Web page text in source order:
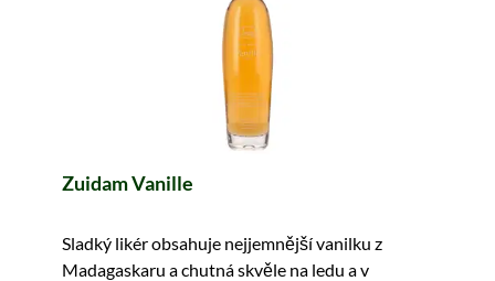
Zuidam Vanille
Sladký likér obsahuje nejjemnější vanilku z
Madagaskaru a chutná skvěle na ledu a v